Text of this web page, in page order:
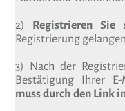
2) Registrieren Sie
Registrierung
3) Nach der
Bestätigung Ihrer E-
muss durch den Link